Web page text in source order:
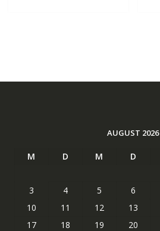
AUGUST 2026
M D M D
3
4 5 6
10
11 12 13
17
18 19 20